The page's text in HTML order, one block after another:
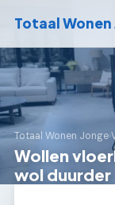
Totaal Wonen
Totaal Wonen Jonge›
Wollen
wol duurder